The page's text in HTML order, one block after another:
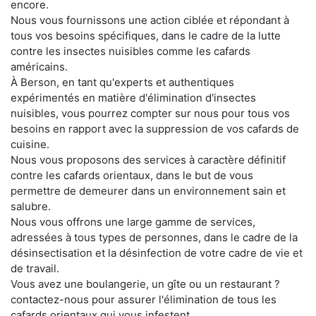
encore.
Nous vous fournissons une action ciblée et répondant à
tous vos besoins spécifiques, dans le cadre de la lutte
contre les insectes nuisibles comme les cafards
américains.
À Berson, en tant qu'experts et authentiques
expérimentés en matière d'élimination d'insectes
nuisibles, vous pourrez compter sur nous pour tous vos
besoins en rapport avec la suppression de vos cafards de
cuisine.
Nous vous proposons des services à caractère définitif
contre les cafards orientaux, dans le but de vous
permettre de demeurer dans un environnement sain et
salubre.
Nous vous offrons une large gamme de services,
adressées à tous types de personnes, dans le cadre de la
désinsectisation et la désinfection de votre cadre de vie et
de travail.
Vous avez une boulangerie, un gîte ou un restaurant ?
contactez-nous pour assurer l'élimination de tous les